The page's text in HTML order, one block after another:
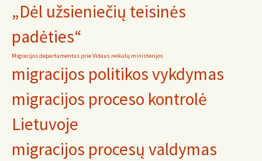
„Dėl užsieniečių teisinės
padėties“
Migracijos departamentas prie Vidaus reikalų ministerijos
migracijos politikos vykdymas
migracijos proceso kontrolė
Lietuvoje
migracijos procesų valdymas